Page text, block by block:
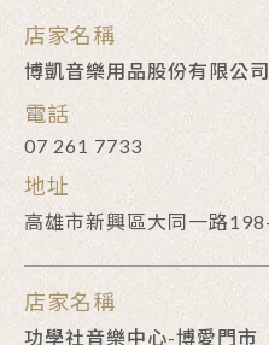
店家名稱
博凱音樂用品股份有限公
電話
07 261 7733
地址
高雄市新興區大同一路
店家名稱
功學社音樂中心-博愛門市